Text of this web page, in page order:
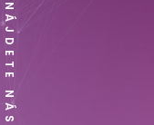
NÁJDETE NÁS NA